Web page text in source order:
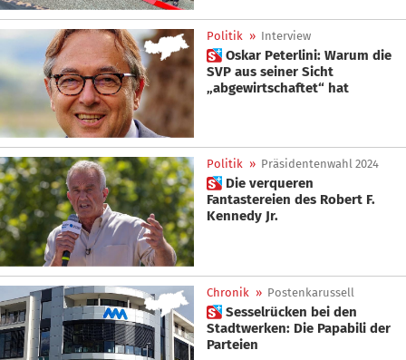
Politik » Interview
 Oskar Peterlini: Warum die
SVP aus seiner Sicht
„abgewirtschaftet“ hat
Politik » Präsidentenwahl 2024
 Die verqueren
Fantastereien des Robert F.
Kennedy Jr.
Chronik » Postenkarussell
 Sesselrücken bei den
Stadtwerken: Die Papabili der
Parteien